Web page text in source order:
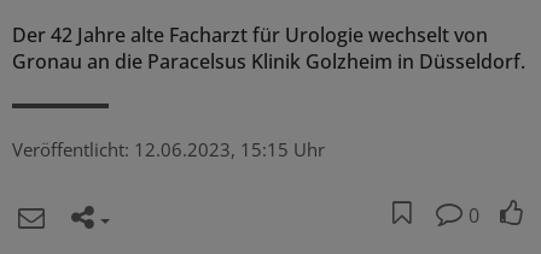
Der 42 Jahre alte Facharzt für Urologie wechselt von
Gronau an die Paracelsus Klinik Golzheim in Düsseldorf.
Veröffentlicht: 12.06.2023, 15:15 Uhr
0